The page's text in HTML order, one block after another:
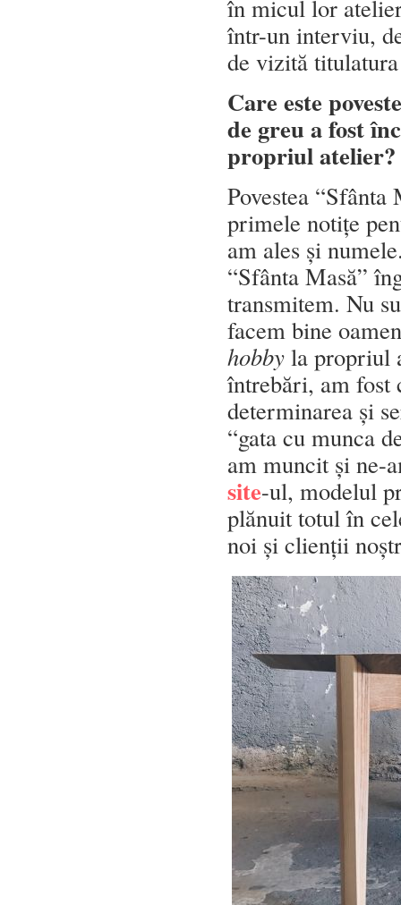
în micul lor
într-un interviu,
de vizită
Care este
de greu a fost
propriul atelier?
Povestea
primele notițe
am ales și
“Sfânta Masă”
transmitem. Nu
facem bine
hobby la propriul
întrebări, am fost
determinarea și
“gata cu munca
am muncit și ne-
site-ul, modelul
plănuit totul în
noi și clienții